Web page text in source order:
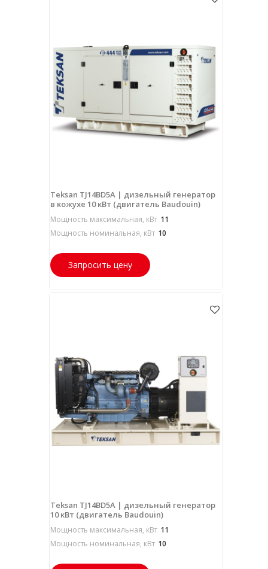
Teksan TJ14BD5A | дизельный генератор
в кожухе 10 кВт (двигатель Baudouin)
Мощность максимальная, кВт 11
Мощность номинальная, кВт 10
Запросить цену
Teksan TJ14BD5A | дизельный генератор
10 кВт (двигатель Baudouin)
Мощность максимальная, кВт 11
Мощность номинальная, кВт 10